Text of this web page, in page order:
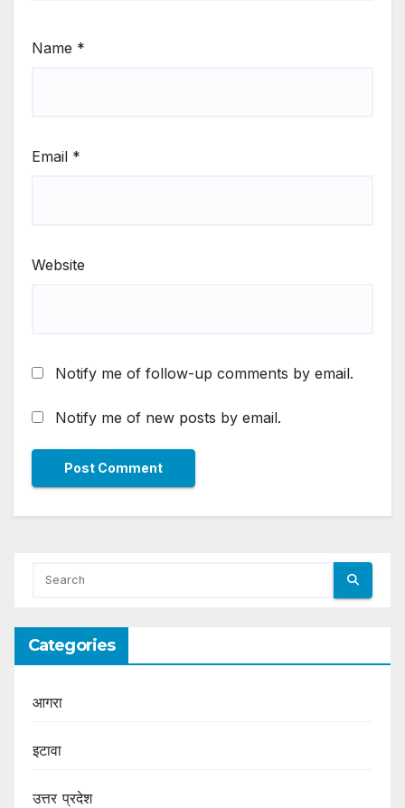
Name *
Email *
Website
Notify me of follow-up comments by email.
Notify me of new posts by email.
Categories
आगरा
इटावा
उत्तर प्रदेश